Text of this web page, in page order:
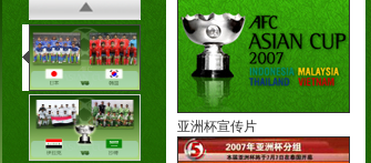
亚洲杯宣传片